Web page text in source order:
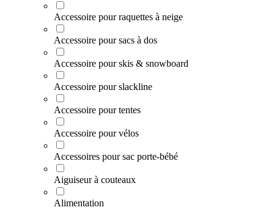
Accessoire pour raquettes à neige
Accessoire pour sacs à dos
Accessoire pour skis & snowboard
Accessoire pour slackline
Accessoire pour tentes
Accessoire pour vélos
Accessoires pour sac porte-bébé
Aiguiseur à couteaux
Alimentation